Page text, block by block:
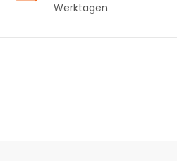
Werktagen